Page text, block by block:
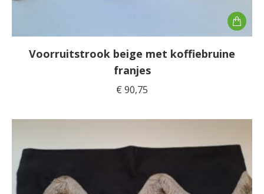
Voorruitstrook beige met koffiebruine
franjes
€ 90,75